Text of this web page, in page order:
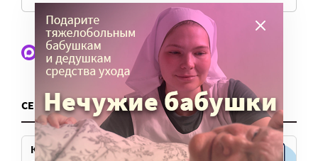
Подписывайтесь на Max-канал для НКО
и развивайте вашу организацию!
СЕРВИСЫ
Канал для НКО